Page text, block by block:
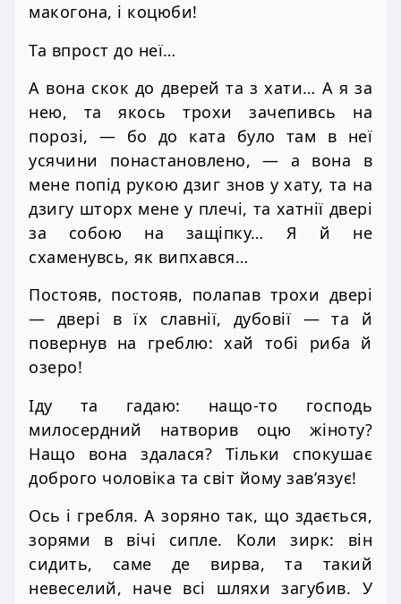
макогона, і коцюби!
Та впрост до неї…
А вона скок до дверей та з хати… А я за
нею, та якось трохи зачепивсь на
порозі, — бо до ката було там в неї
усячини понастановлено, — а вона в
мене попід рукою дзиг знов у хату, та на
дзигу шторх мене у плечі, та хатнії двері
за собою на защіпку… Я й не
схаменувсь, як випхався…
Постояв, постояв, полапав трохи двері
— двері в їх славнії, дубовії — та й
повернув на греблю: хай тобі риба й
озеро!
Іду та гадаю: нащо-то господь
милосердний натворив оцю жіноту?
Нащо вона здалася? Тільки спокушає
доброго чоловіка та світ йому зав’язує!
Ось і гребля. А зоряно так, що здається,
зорями в вічі сипле. Коли зирк: він
сидить, саме де вирва, та такий
невеселий, наче всі шляхи загубив. У